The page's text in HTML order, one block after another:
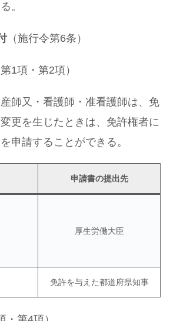
。
（施行令第6条）
1項・第2項）
師又・看護師・准看護師は、免
更を生じたときは、免許権者に
申請することができる。
申請書の提出先
厚生労働大臣
免許を与えた都道府県知事